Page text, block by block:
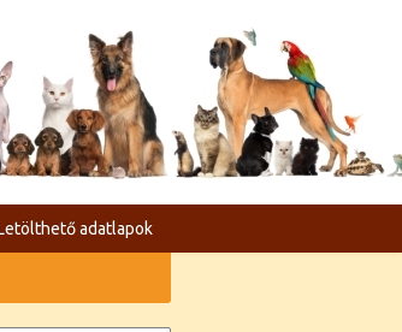
adatlapok